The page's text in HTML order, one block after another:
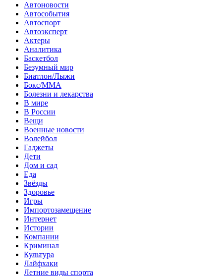
Автоновости
Автособытия
Автоспорт
Автоэксперт
Актеры
Аналитика
Баскетбол
Безумный мир
Биатлон/Лыжи
Бокс/MMA
Болезни и лекарства
В мире
В России
Вещи
Военные новости
Волейбол
Гаджеты
Дети
Дом и сад
Еда
Звёзды
Здоровье
Игры
Импортозамещение
Интернет
Истории
Компании
Криминал
Культура
Лайфхаки
Летние виды спорта